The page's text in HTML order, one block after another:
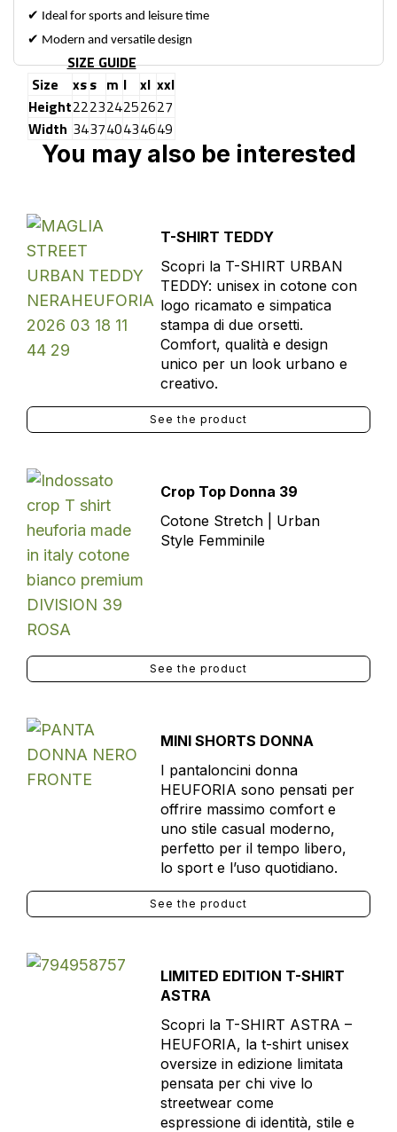
✔ Ideal for sports and leisure time
✔ Modern and versatile design
SIZE GUIDE
Size
xss m l xl xxl
Height222324252627
Width 343740434649
You may also be interested
T-SHIRT TEDDY
Scopri la T-SHIRT URBAN
TEDDY: unisex in cotone con
logo ricamato e simpatica
stampa di due orsetti.
Comfort, qualità e design
unico per un look urbano e
creativo.
See the product
Crop Top Donna 39
Cotone Stretch | Urban
Style Femminile
See the product
MINI SHORTS DONNA
I pantaloncini donna
HEUFORIA sono pensati per
offrire massimo comfort e
uno stile casual moderno,
perfetto per il tempo libero,
lo sport e l’uso quotidiano.
See the product
LIMITED EDITION T-SHIRT
ASTRA
Scopri la T-SHIRT ASTRA –
HEUFORIA, la t-shirt unisex
oversize in edizione limitata
pensata per chi vive lo
streetwear come
espressione di identità, stile e